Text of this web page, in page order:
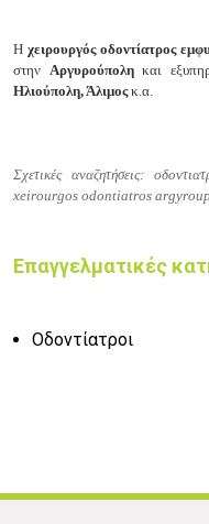
Η χειρουργός οδοντίατρος
στην Αργυρούποληκαι
Ηλιούπολη, Άλιμοςκ.α.
Σχετικές αναζητήσεις:
xeirourgos odontiatros
Επαγγελματικές
Οδοντίατροι